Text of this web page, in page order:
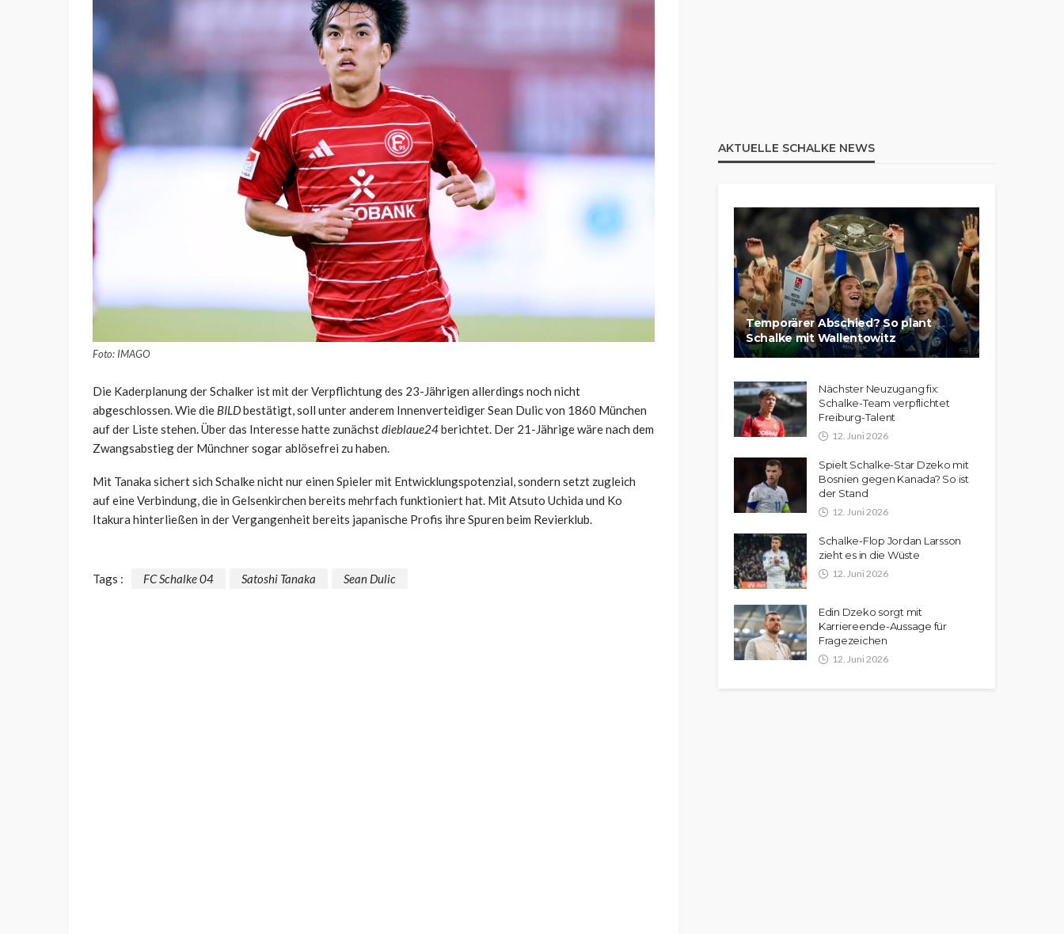
Foto: IMAGO
Die Kaderplanung der Schalker ist mit der Verpflichtung des 23-Jährigen allerdings noch nicht
abgeschlossen. Wie die BILDbestätigt, soll unter anderem Innenverteidiger Sean Dulic von 1860 München
auf der Liste stehen. Über das Interesse hatte zunächstdieblaue24berichtet. Der 21-Jährige wäre nach dem
Zwangsabstieg der Münchner sogar ablösefrei zu haben.
Mit Tanaka sichert sich Schalke nicht nur einen Spieler mit Entwicklungspotenzial, sondern setzt zugleich
auf eine Verbindung, die in Gelsenkirchen bereits mehrfach funktioniert hat. Mit Atsuto Uchida und Ko
Itakura hinterließen in der Vergangenheit bereits japanische Profis ihre Spuren beim Revierklub.
Tags : FC Schalke 04 Satoshi Tanaka Sean Dulic
AKTUELLE SCHALKE NEWS
Temporärer Abschied? So plant
Schalke mit Wallentowitz
Nächster Neuzugang fix:
Schalke-Team verpflichtet
Freiburg-Talent
12. Juni 2026
Spielt Schalke-Star Dzeko mit
Bosnien gegen Kanada? So ist
der Stand
12. Juni 2026
Schalke-Flop Jordan Larsson
zieht es in die Wüste
12. Juni 2026
Edin Dzeko sorgt mit
Karriereende-Aussage für
Fragezeichen
12. Juni 2026